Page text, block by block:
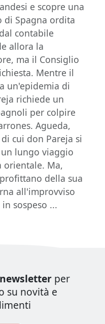
e scopre una
Spagna ordita
contabile
allora la
ma il Consiglio
Mentre il
un'epidemia di
richiede un
per colpire
Agueda,
cui don Pareja si
lungo viaggio
orientale. Ma,
della sua
all'improvviso
sospeso ...
newsletter per
su novità e